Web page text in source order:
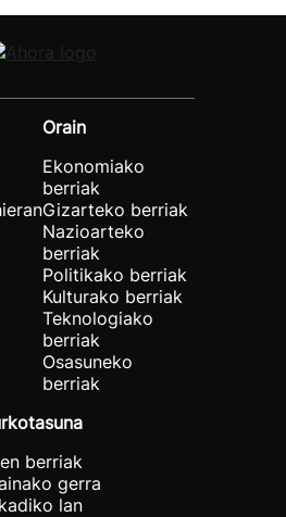
Orain
Ekonomiako
berriak
Gizarteko berriak
Nazioarteko
berriak
Politikako berriak
Kulturako berriak
Teknologiako
berriak
Osasuneko
berriak
berriak
gerra
lan